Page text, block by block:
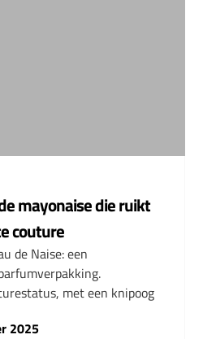
mayonaise die ruikt
couture
de Naise: een
met een knipoog
2025